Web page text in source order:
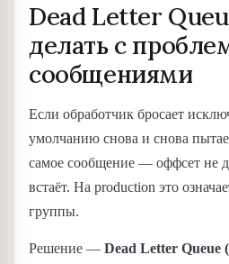
Dead Letter
делать с
сообщениями
Если обработчик бросает
умолчанию снова и снова
самое сообщение — оффсет не
встаёт. На production это
группы.
Решение — Dead Letter Queue